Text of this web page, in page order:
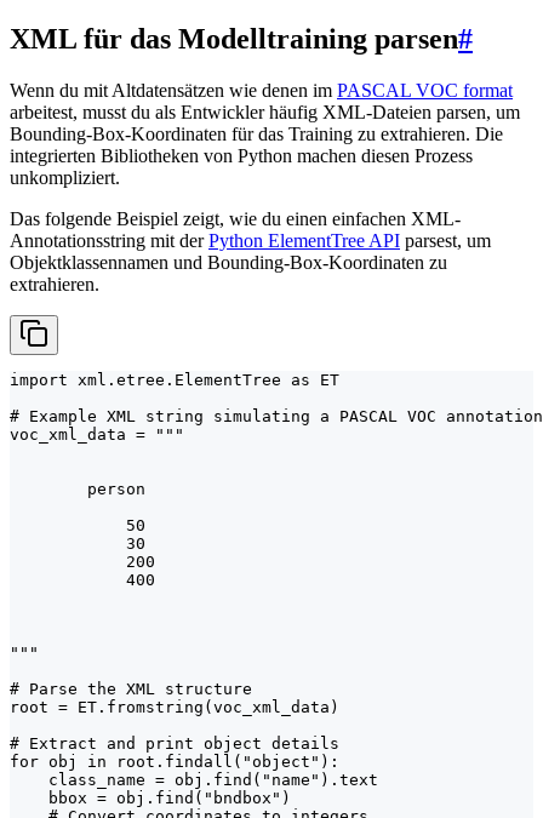
XML für das Modelltraining parsen#
Wenn du mit Altdatensätzen wie denen im PASCAL VOC format
arbeitest, musst du als Entwickler häufig XML-Dateien parsen, um
Bounding-Box-Koordinaten für das Training zu extrahieren. Die
integrierten Bibliotheken von Python machen diesen Prozess
unkompliziert.
Das folgende Beispiel zeigt, wie du einen einfachen XML-
Annotationsstring mit derPython ElementTree API parsest, um
Objektklassennamen und Bounding-Box-Koordinaten zu
extrahieren.
import xml.etree.ElementTree as ET
# Example XML string simulating a PASCAL VOC annotation
voc_xml_data = """
        person
            50
            30
            200
            400
"""
# Parse the XML structure
root = ET.fromstring(voc_xml_data)
# Extract and print object details
for obj in root.findall("object"):
    class_name = obj.find("name").text
    bbox = obj.find("bndbox")